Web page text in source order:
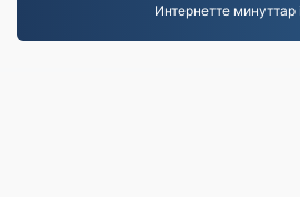
Интернетте минуттар